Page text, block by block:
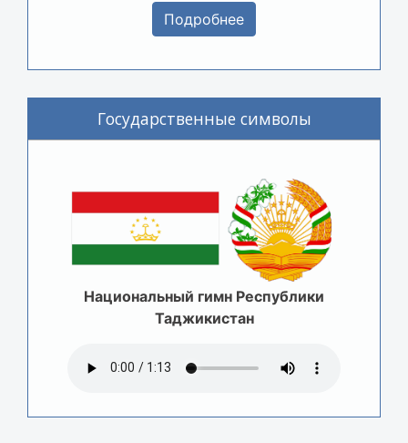
Подробнее
Государственные символы
Национальный гимн Республики
Таджикистан